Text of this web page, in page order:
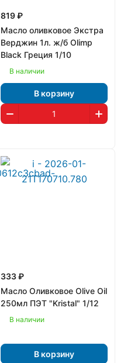
819 ₽
Масло оливковое Экстра
Верджин 1л. ж/б Olimp
Black Греция 1/10
В наличии
В корзину
333 ₽
Масло Оливковое Olive Oil
250мл ПЭТ "Kristal" 1/12
В наличии
В корзину